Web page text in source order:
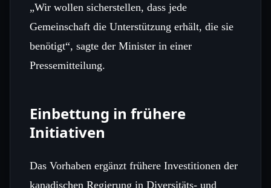
„Wir wollen sicherstellen, dass jede
Gemeinschaft die Unterstützung erhält, die sie
benötigt“, sagte der Minister in einer
Pressemitteilung.
Einbettung in frühere
Initiativen
Das Vorhaben ergänzt frühere Investitionen der
kanadischen Regierung in Diversitäts- und